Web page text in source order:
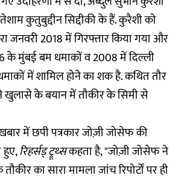
कुतुबुद्दीन सिद्दीकी के हैं. कुरैशी को
जनवरी 2018 में गिरफ्तार किया गया और
के मुंबई बम धमाकों व 2008 में दिल्ली
में शामिल होने का शक है. कथित तौर
खुलासे के बयान में तौकीर के सिमी से
में छपी पत्रकार जोज़ी जोसेफ की
हुए,रिहर्सड् ट्रूथ्सकहता है, "जोज़ी जोसेफ ने
का सारा मामला जांच रिपोर्टों पर ही